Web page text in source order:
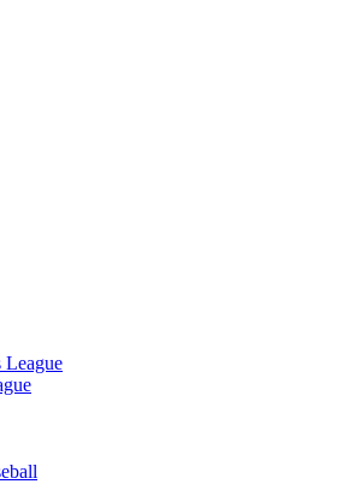
League